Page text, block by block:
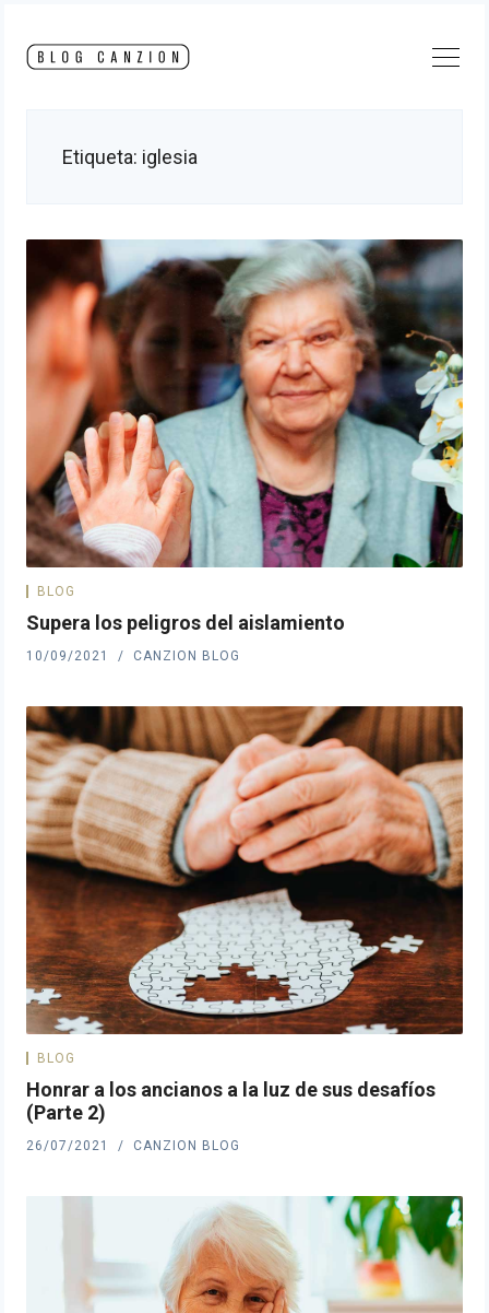
content
Etiqueta: iglesia
BLOG
Supera los peligros del aislamiento
10/09/2021 CANZION BLOG
BLOG
Honrar a los ancianos a la luz de sus desafíos
(Parte 2)
26/07/2021 CANZION BLOG